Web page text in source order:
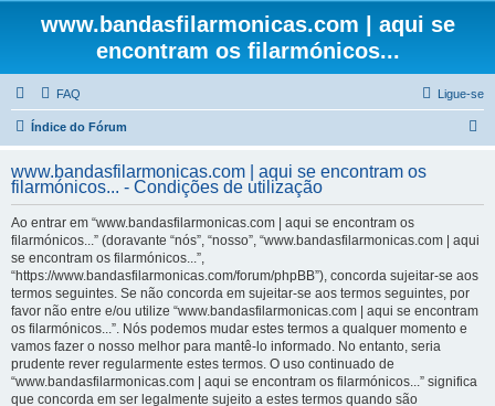
www.bandasfilarmonicas.com | aqui se
encontram os filarmónicos...
FAQ Ligue-se
Índice do Fórum
q
www.bandasfilarmonicas.com | aqui se encontram os
filarmónicos... - Condições de utilização
Ao entrar em “www.bandasfilarmonicas.com | aqui se encontram os
filarmónicos...” (doravante “nós”, “nosso”, “www.bandasfilarmonicas.com | aqui
se encontram os filarmónicos...”,
“https://www.bandasfilarmonicas.com/forum/phpBB”), concorda sujeitar-se aos
termos seguintes. Se não concorda em sujeitar-se aos termos seguintes, por
favor não entre e/ou utilize “www.bandasfilarmonicas.com | aqui se encontram
os filarmónicos...”. Nós podemos mudar estes termos a qualquer momento e
vamos fazer o nosso melhor para mantê-lo informado. No entanto, seria
prudente rever regularmente estes termos. O uso continuado de
“www.bandasfilarmonicas.com | aqui se encontram os filarmónicos...” significa
que concorda em ser legalmente sujeito a estes termos quando são